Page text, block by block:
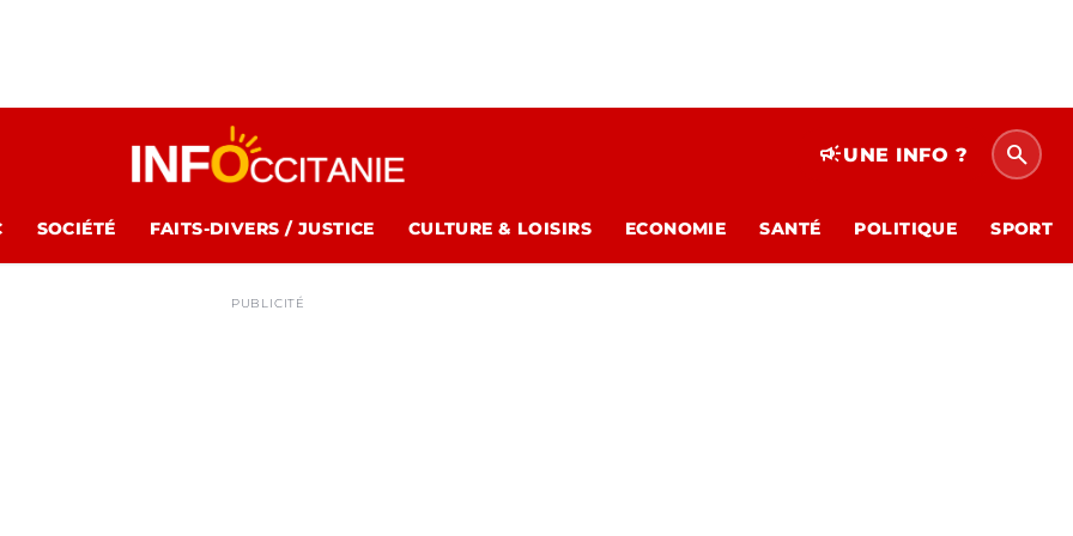
campaignUNE INFO ? search
SOCIÉTÉ FAITS-DIVERS / JUSTICE CULTURE & LOISIRS ECONOMIE SANTÉ POLITIQUE SPORT
PUBLICITÉ